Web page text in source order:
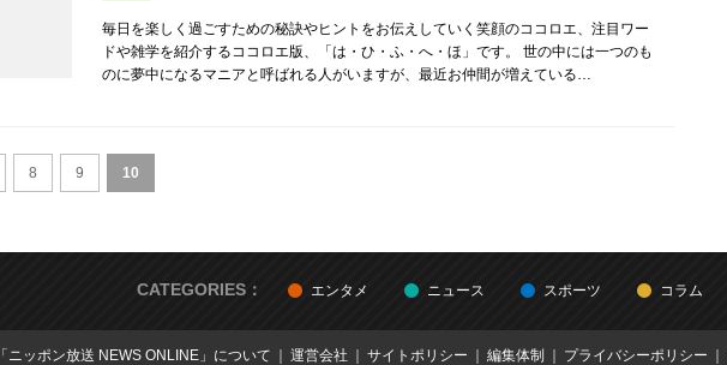
毎日を楽しく過ごすための秘訣やヒントをお伝えしていく笑顔のココロエ、注目ワー
ドや雑学を紹介するココロエ版、「は・ひ・ふ・へ・ほ」です。 世の中には一つのも
のに夢中になるマニアと呼ばれる人がいますが、最近お仲間が増えている…
8 9 10
CATEGORIES： エンタメ ニュース スポーツ コラム
「ニッポン放送 NEWS ONLINE」について 運営会社 サイトポリシー 編集体制 プライバシーポリシー